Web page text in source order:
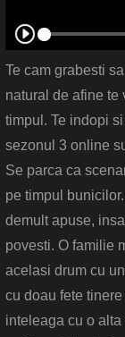
Te cam grabesti
natural de afine te
timpul. Te indopi
sezonul 3 online
Se parca ca
pe timpul
demult apuse,
povesti. O familie
acelasi drum cu
cu doau fete
inteleaga cu o